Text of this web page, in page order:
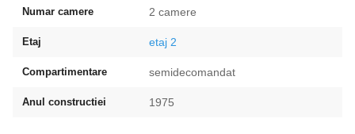
Numar camere 2 camere
Etaj etaj 2
Compartimentare semidecomandat
Anul constructiei 1975